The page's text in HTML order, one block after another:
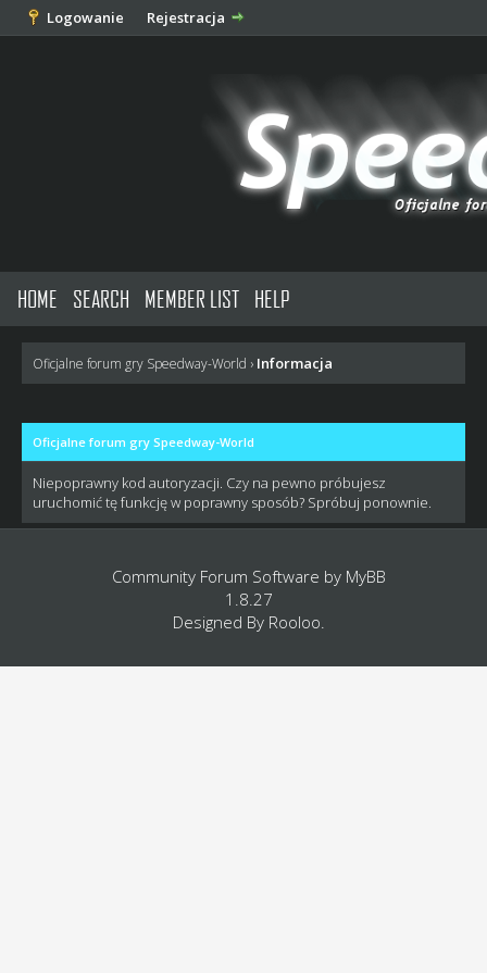
Logowanie Rejestracja
HOME SEARCH MEMBER LIST HELP
Oficjalne forum gry Speedway-World › Informacja
Oficjalne forum gry Speedway-World
Niepoprawny kod autoryzacji. Czy na pewno próbujesz
uruchomić tę funkcję w poprawny sposób? Spróbuj ponownie.
Community Forum Software by MyBB
1.8.27
Designed By Rooloo.